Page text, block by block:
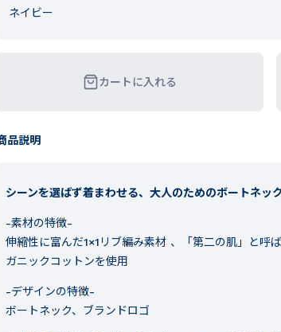
ネイビー
カートに入れる
品説明
シーンを選ばず着まわせる、大人のためのボートネッ
-素材の特徴-
伸縮性に富んだ1×1リブ編み素材 、「第二の肌」と呼
ガニックコットンを使用
-デザインの特徴-
ボートネック、ブランドロゴ